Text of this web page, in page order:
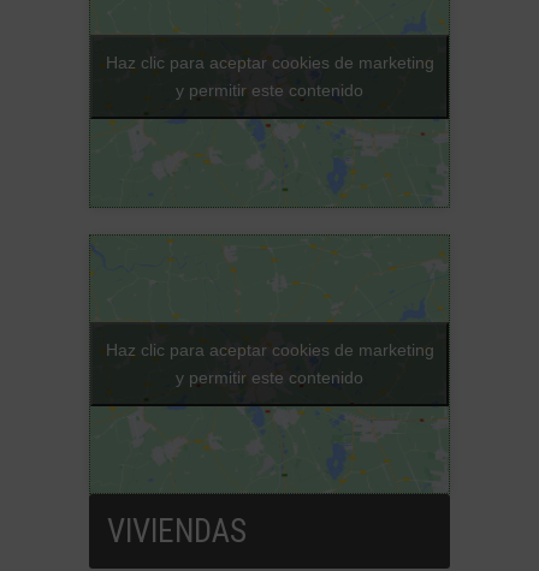
Haz clic para aceptar cookies de marketing
y permitir este contenido
Haz clic para aceptar cookies de marketing
y permitir este contenido
VIVIENDAS